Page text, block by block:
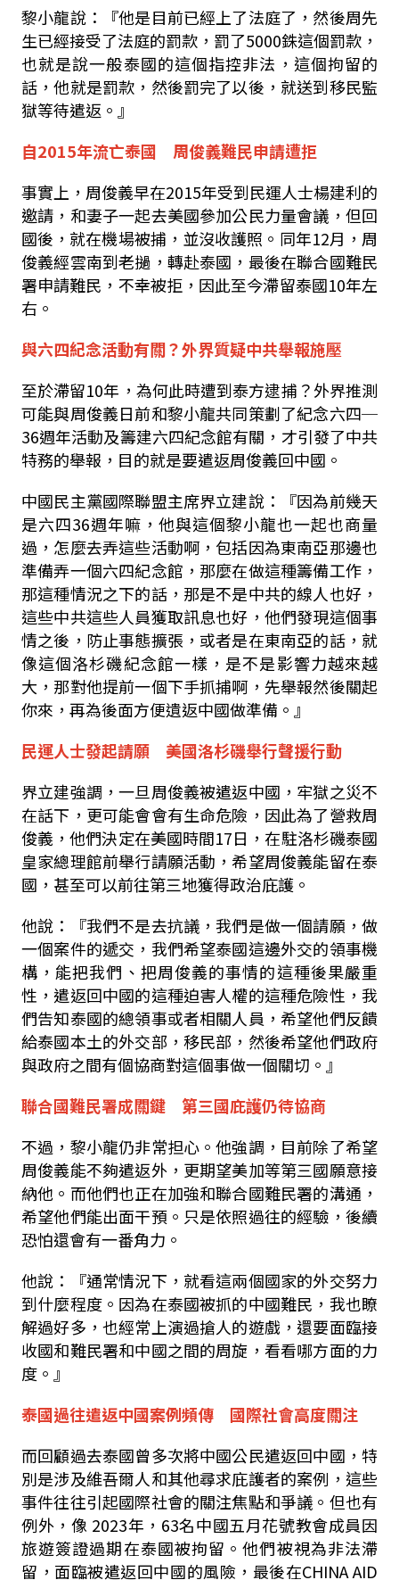
黎小龍說：『他是目前已經上了法庭了，然後周先
生已經接受了法庭的罰款，罰了5000銖這個罰款，
也就是說一般泰國的這個指控非法，這個拘留的
話，他就是罰款，然後罰完了以後，就送到移民監
獄等待遣返。』
自2015年流亡泰國 周俊義難民申請遭拒
事實上，周俊義早在2015年受到民運人士楊建利的
邀請，和妻子一起去美國參加公民力量會議，但回
國後，就在機場被捕，並沒收護照。同年12月，周
俊義經雲南到老撾，轉赴泰國，最後在聯合國難民
署申請難民，不幸被拒，因此至今滯留泰國10年左
右。
與六四紀念活動有關？外界質疑中共舉報施壓
至於滯留10年，為何此時遭到泰方逮捕？外界推測
可能與周俊義日前和黎小龍共同策劃了紀念六四─
36週年活動及籌建六四紀念館有關，才引發了中共
特務的舉報，目的就是要遣返周俊義回中國。
中國民主黨國際聯盟主席界立建說：『因為前幾天
是六四36週年嘛，他與這個黎小龍也一起也商量
過，怎麼去弄這些活動啊，包括因為東南亞那邊也
準備弄一個六四紀念館，那麼在做這種籌備工作，
那這種情況之下的話，那是不是中共的線人也好，
這些中共這些人員獲取訊息也好，他們發現這個事
情之後，防止事態擴張，或者是在東南亞的話，就
像這個洛杉磯紀念館一樣，是不是影響力越來越
大，那對他提前一個下手抓捕啊，先舉報然後關起
你來，再為後面方便遺返中國做準備。』
民運人士發起請願 美國洛杉磯舉行聲援行動
界立建強調，一旦周俊義被遣返中國，牢獄之災不
在話下，更可能會會有生命危險，因此為了營救周
俊義，他們決定在美國時間17日，在駐洛杉磯泰國
皇家總理館前舉行請願活動，希望周俊義能留在泰
國，甚至可以前往第三地獲得政治庇護。
他說：『我們不是去抗議，我們是做一個請願，做
一個案件的遞交，我們希望泰國這邊外交的領事機
構，能把我們、把周俊義的事情的這種後果嚴重
性，遣返回中國的這種迫害人權的這種危險性，我
們告知泰國的總領事或者相關人員，希望他們反饋
給泰國本土的外交部，移民部，然後希望他們政府
與政府之間有個協商對這個事做一個關切。』
聯合國難民署成關鍵 第三國庇護仍待協商
不過，黎小龍仍非常担心。他強調，目前除了希望
周俊義能不夠遣返外，更期望美加等第三國願意接
納他。而他們也正在加強和聯合國難民署的溝通，
希望他們能出面干預。只是依照過往的經驗，後續
恐怕還會有一番角力。
他說：『通常情況下，就看這兩個國家的外交努力
到什麼程度。因為在泰國被抓的中國難民，我也瞭
解過好多，也經常上演過搶人的遊戲，還要面臨接
收國和難民署和中國之間的周旋，看看哪方面的力
度。』
泰國過往遣返中國案例頻傳 國際社會高度關注
而回顧過去泰國曾多次將中國公民遣返回中國，特
別是涉及維吾爾人和其他尋求庇護者的案例，這些
事件往往引起國際社會的關注焦點和爭議。但也有
例外，像 2023年，63名中國五月花號教會成員因
旅遊簽證過期在泰國被拘留。他們被視為非法滯
留，面臨被遣返回中國的風險，最後在CHINA AID